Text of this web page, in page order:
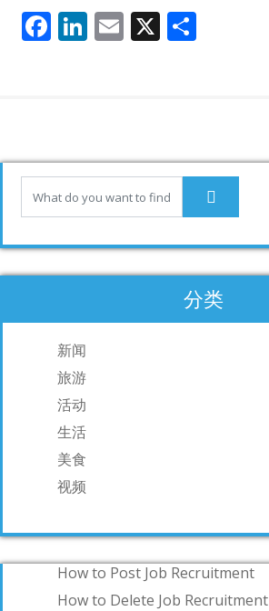
F
o
k
Li
n
E X
分类
新闻
旅游
活动
生活
美食
视频
How to Post Job Recruitment
How to Delete Job Recruitment